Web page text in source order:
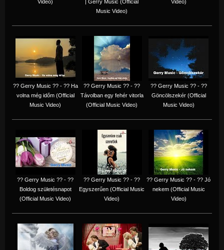
Video)
| Gerry Music (Official
Music Video)
Video)
?? Gerry Music ?? - ?? Ha
volna még időm (Official
Music Video)
?? Gerry Music ?? - ??
Távolban egy fehér vitorla
(Official Music Video)
?? Gerry Music ?? - ??
Göncölszekér (Official
Music Video)
?? Gerry Music ?? - ??
Boldog születésnapot
(Official Music Video)
?? Gerry Music ?? - ??
Egyszerűen (Official Music
Video)
?? Gerry Music ?? - ?? Jó
nekem (Official Music
Video)